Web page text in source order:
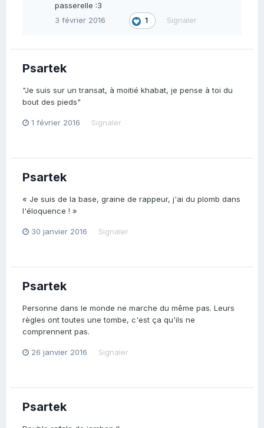
passerelle :3
3 février 2016
1 Signaler
Psartek
"Je suis sur un transat, à moitié khabat, je pense à toi du
bout des pieds"
1 février 2016 Signaler
Psartek
« Je suis de la base, graine de rappeur, j'ai du plomb dans
l'éloquence ! »
30 janvier 2016 Signaler
Psartek
Personne dans le monde ne marche du même pas. Leurs
règles ont toutes une tombe, c'est ça qu'ils ne
comprennent pas.
26 janvier 2016 Signaler
Psartek